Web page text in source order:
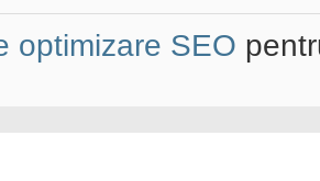
optimizare SEO